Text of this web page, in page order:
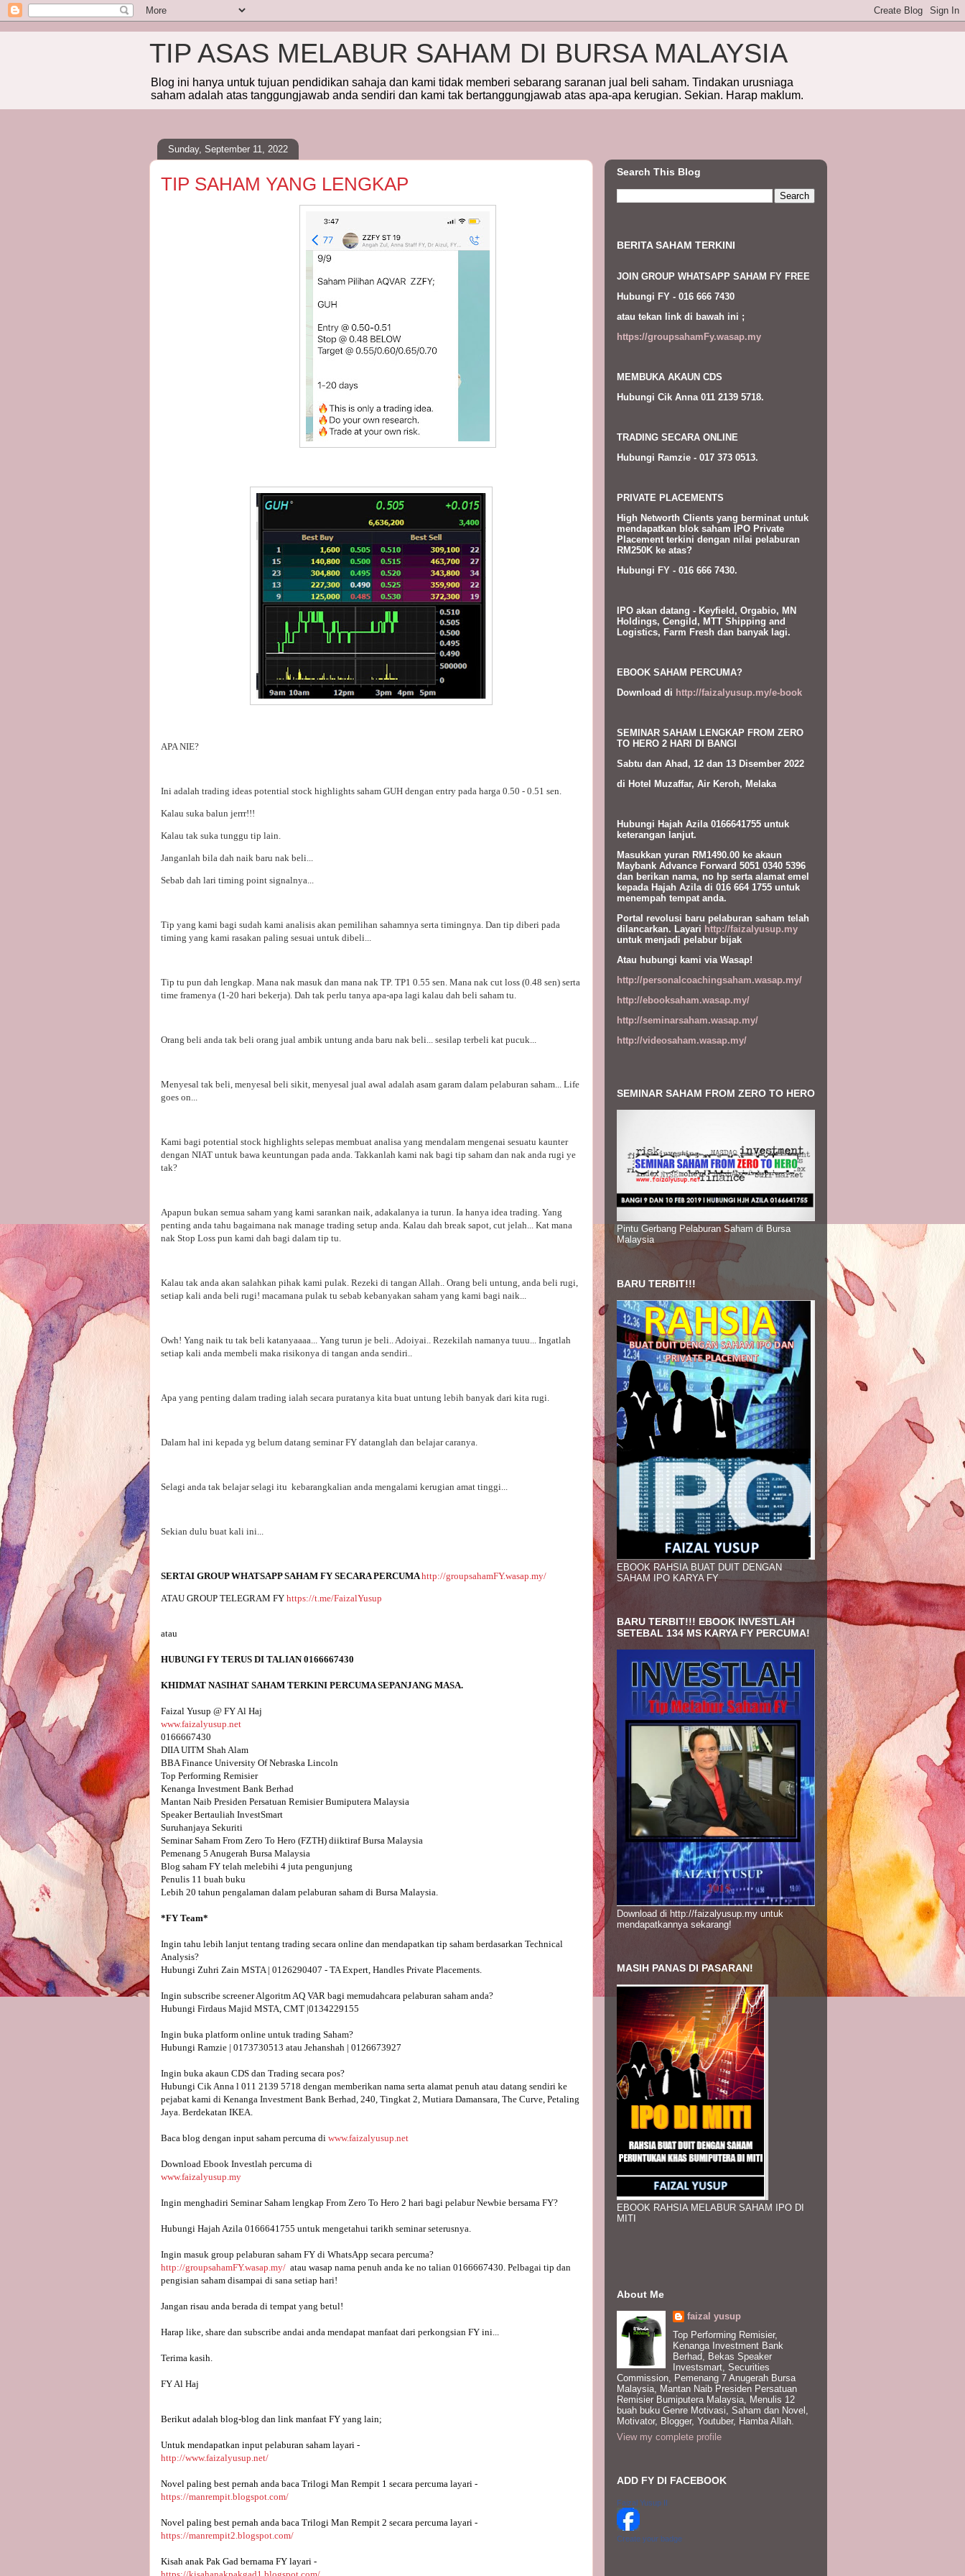
TIP ASAS MELABUR SAHAM DI BURSA MALAYSIA
Blog ini hanya untuk tujuan pendidikan sahaja dan kami tidak memberi sebarang saranan jual beli saham. Tindakan urusniaga
saham adalah atas tanggungjawab anda sendiri dan kami tak bertanggungjawab atas apa-apa kerugian. Sekian. Harap maklum.
Sunday, September 11, 2022
TIP SAHAM YANG LENGKAP
APA NIE?
Ini adalah trading ideas potential stock highlights saham GUH dengan entry pada harga 0.50 - 0.51 sen.
Kalau suka balun jerrr!!!
Kalau tak suka tunggu tip lain.
Janganlah bila dah naik baru nak beli...
Sebab dah lari timing point signalnya...
Tip yang kami bagi sudah kami analisis akan pemilihan sahamnya serta timingnya. Dan tip diberi pada
timing yang kami rasakan paling sesuai untuk dibeli...
Tip tu pun dah lengkap. Mana nak masuk dan mana nak TP. TP1 0.55 sen. Mana nak cut loss (0.48 sen) serta
time framenya (1-20 hari bekerja). Dah tak perlu tanya apa-apa lagi kalau dah beli saham tu.
Orang beli anda tak beli orang jual ambik untung anda baru nak beli... sesilap terbeli kat pucuk...
Menyesal tak beli, menyesal beli sikit, menyesal jual awal adalah asam garam dalam pelaburan saham... Life
goes on...
Kami bagi potential stock highlights selepas membuat analisa yang mendalam mengenai sesuatu kaunter
dengan NIAT untuk bawa keuntungan pada anda. Takkanlah kami nak bagi tip saham dan nak anda rugi ye
tak?
Apapun bukan semua saham yang kami sarankan naik, adakalanya ia turun. Ia hanya idea trading. Yang
penting anda tahu bagaimana nak manage trading setup anda. Kalau dah break sapot, cut jelah... Kat mana
nak Stop Loss pun kami dah bagi dalam tip tu.
Kalau tak anda akan salahkan pihak kami pulak. Rezeki di tangan Allah.. Orang beli untung, anda beli rugi,
setiap kali anda beli rugi! macamana pulak tu sebab kebanyakan saham yang kami bagi naik...
Owh! Yang naik tu tak beli katanyaaaa... Yang turun je beli.. Adoiyai.. Rezekilah namanya tuuu... Ingatlah
setiap kali anda membeli maka risikonya di tangan anda sendiri..
Apa yang penting dalam trading ialah secara puratanya kita buat untung lebih banyak dari kita rugi.
Dalam hal ini kepada yg belum datang seminar FY datanglah dan belajar caranya.
Selagi anda tak belajar selagi itu kebarangkalian anda mengalami kerugian amat tinggi...
Sekian dulu buat kali ini...
SERTAI GROUP WHATSAPP SAHAM FY SECARA PERCUMA http://groupsahamFY.wasap.my/
ATAU GROUP TELEGRAM FY https://t.me/FaizalYusup
www.faizalyusup.net
0166667430
DIIA UITM Shah Alam
BBA Finance University Of Nebraska Lincoln
Top Performing Remisier
Kenanga Investment Bank Berhad
Mantan Naib Presiden Persatuan Remisier Bumiputera Malaysia
Speaker Bertauliah InvestSmart
Suruhanjaya Sekuriti
Seminar Saham From Zero To Hero (FZTH) diiktiraf Bursa Malaysia
Pemenang 5 Anugerah Bursa Malaysia
Blog saham FY telah melebihi 4 juta pengunjung
Penulis 11 buah buku
Lebih 20 tahun pengalaman dalam pelaburan saham di Bursa Malaysia.
Ingin tahu lebih lanjut tentang trading secara online dan mendapatkan tip saham berdasarkan Technical
Analysis?
Hubungi Zuhri Zain MSTA | 0126290407 - TA Expert, Handles Private Placements.
Ingin subscribe screener Algoritm AQ VAR bagi memudahcara pelaburan saham anda?
Hubungi Firdaus Majid MSTA, CMT |0134229155
Ingin buka platform online untuk trading Saham?
Hubungi Ramzie | 0173730513 atau Jehanshah | 0126673927
Ingin buka akaun CDS dan Trading secara pos?
Hubungi Cik Anna l 011 2139 5718 dengan memberikan nama serta alamat penuh atau datang sendiri ke
pejabat kami di Kenanga Investment Bank Berhad, 240, Tingkat 2, Mutiara Damansara, The Curve, Petaling
Jaya. Berdekatan IKEA.
Baca blog dengan input saham percuma di www.faizalyusup.net
www.faizalyusup.my
Hubungi Hajah Azila 0166641755 untuk mengetahui tarikh seminar seterusnya.
Ingin masuk group pelaburan saham FY di WhatsApp secara percuma?
http://groupsahamFY.wasap.my/
  atau wasap nama penuh anda ke no talian 0166667430. Pelbagai tip dan
pengisian saham disampai di sana setiap hari!
Jangan risau anda berada di tempat yang betul!
Harap like, share dan subscribe andai anda mendapat manfaat dari perkongsian FY ini...
Terima kasih.
FY Al Haj
Berikut adalah blog-blog dan link manfaat FY yang lain;
Untuk mendapatkan input pelaburan saham layari -
http://www.faizalyusup.net/
Novel paling best pernah anda baca Trilogi Man Rempit 1 secara percuma layari -
https://manrempit.blogspot.com/
Novel paling best pernah anda baca Trilogi Man Rempit 2 secara percuma layari -
https://manrempit2.blogspot.com/
Kisah anak Pak Gad bernama FY layari -
Search This Blog
BERITA SAHAM TERKINI
JOIN GROUP WHATSAPP SAHAM FY FREE
Hubungi FY - 016 666 7430
atau tekan link di bawah ini ;
https://groupsahamFy.wasap.my
MEMBUKA AKAUN CDS
Hubungi Cik Anna 011 2139 5718.
TRADING SECARA ONLINE
Hubungi Ramzie - 017 373 0513.
PRIVATE PLACEMENTS
High Networth Clients yang berminat untuk
mendapatkan blok saham IPO Private
Placement terkini dengan nilai pelaburan
RM250K ke atas?
Hubungi FY - 016 666 7430.
IPO akan datang - Keyfield, Orgabio, MN
Holdings, Cengild, MTT Shipping and
Logistics, Farm Fresh dan banyak lagi.
EBOOK SAHAM PERCUMA?
Download di http://faizalyusup.my/e-book
SEMINAR SAHAM LENGKAP FROM ZERO
TO HERO 2 HARI DI BANGI
Sabtu dan Ahad, 12 dan 13 Disember 2022
di Hotel Muzaffar, Air Keroh, Melaka
Hubungi Hajah Azila 0166641755 untuk
keterangan lanjut.
Masukkan yuran RM1490.00 ke akaun
Maybank Advance Forward 5051 0340 5396
dan berikan nama, no hp serta alamat emel
kepada Hajah Azila di 016 664 1755 untuk
menempah tempat anda.
Portal revolusi baru pelaburan saham telah
dilancarkan. Layari http://faizalyusup.my
untuk menjadi pelabur bijak
Atau hubungi kami via Wasap!
http://personalcoachingsaham.wasap.my/
http://ebooksaham.wasap.my/
http://seminarsaham.wasap.my/
http://videosaham.wasap.my/
SEMINAR SAHAM FROM ZERO TO HERO
Pintu Gerbang Pelaburan Saham di Bursa
Malaysia
BARU TERBIT!!!
EBOOK RAHSIA BUAT DUIT DENGAN
SAHAM IPO KARYA FY
BARU TERBIT!!! EBOOK INVESTLAH
SETEBAL 134 MS KARYA FY PERCUMA!
Download di http://faizalyusup.my untuk
mendapatkannya sekarang!
MASIH PANAS DI PASARAN!
EBOOK RAHSIA MELABUR SAHAM IPO DI
MITI
About Me
faizal yusup
Top Performing Remisier,
Kenanga Investment Bank
Berhad, Bekas Speaker
Investsmart, Securities
Commission, Pemenang 7 Anugerah Bursa
Malaysia, Mantan Naib Presiden Persatuan
Remisier Bumiputera Malaysia, Menulis 12
buah buku Genre Motivasi, Saham dan Novel,
Motivator, Blogger, Youtuber, Hamba Allah.
View my complete profile
ADD FY DI FACEBOOK
Faizal Yusup II
Create your badge